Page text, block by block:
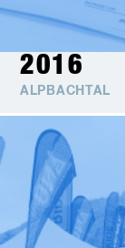
2016
ALPBACHTAL